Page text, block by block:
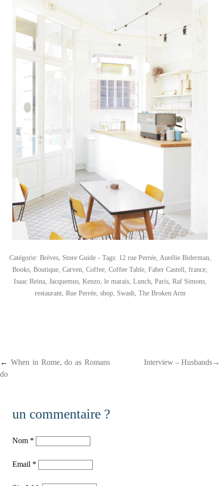
Catégorie: Brèves, Store Guide- Tags: 12 rue Perrée, Aurélie Biderman
Books Boutique Carven Coffee Coffee Table Faber Castell france
Isaac Reina, Jacquemus, Kenzo, le marais, Lunch Paris, Raf Simons,
restaurant, Rue Perrée, shop, Swash The Broken Arm
Post navigation
← When in Rome, do as Romans
do
Interview – Husbands→
un commentaire ?
Nom *
Email *